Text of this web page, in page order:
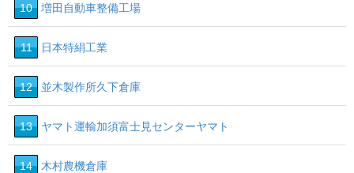
10 増田自動車整備工場
11 日本特絹工業
12 並木製作所久下倉庫
13 ヤマト運輸加須富士見センターヤマト
14 木村農機倉庫